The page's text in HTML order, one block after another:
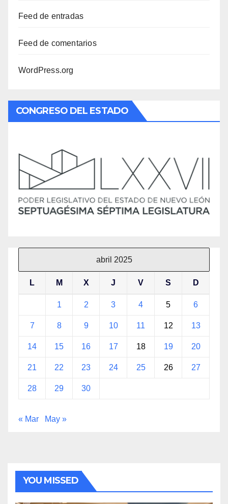
Feed de entradas
Feed de comentarios
WordPress.org
CONGRESO DEL ESTADO
abril 2025
L M X J V S D
1 2 3 4 5 6
7 8 9 10 11 12 13
14 15 16 17 18 19 20
21 22 23 24 25 26 27
28 29 30
« Mar May »
YOU MISSED